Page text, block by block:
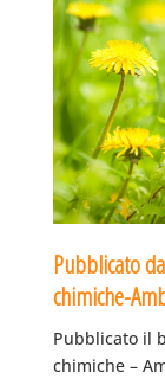
Pubblicato
chimiche-
Pubblicato il
chimiche –